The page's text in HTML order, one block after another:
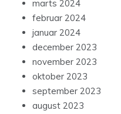
marts 2024
februar 2024
januar 2024
december 2023
november 2023
oktober 2023
september 2023
august 2023